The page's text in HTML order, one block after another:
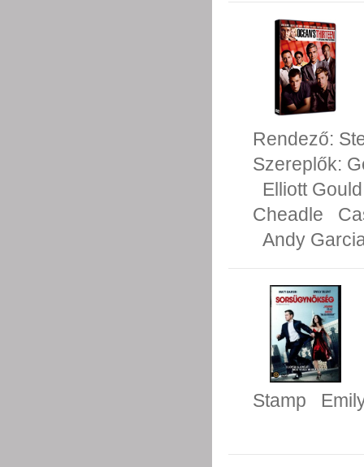
Rendező:
Szereplők:
Elliott Gould
Cheadle
Andy
Stamp